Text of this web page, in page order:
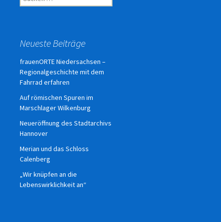
nach:
Neueste Beiträge
frauenORTE Niedersachsen –
Regionalgeschichte mit dem
Fahrrad erfahren
Auf römischen Spuren im
Marschlager Wilkenburg
Neueröffnung des Stadtarchivs
Hannover
Merian und das Schloss
Calenberg
„Wir knüpfen an die
Lebenswirklichkeit an“